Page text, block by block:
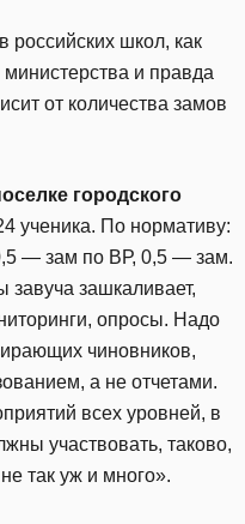
российских школ, как
и правда
от количества замов
городского
ученика. По нормативу:
— зам по ВР, 0,5 — зам.
завуча зашкаливает,
опросы. Надо
чиновников,
а не отчетами.
всех уровней, в
участвовать, таково,
так уж и много».